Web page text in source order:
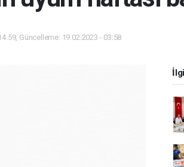
Güncelleme: 19.02.2023 - 03:58